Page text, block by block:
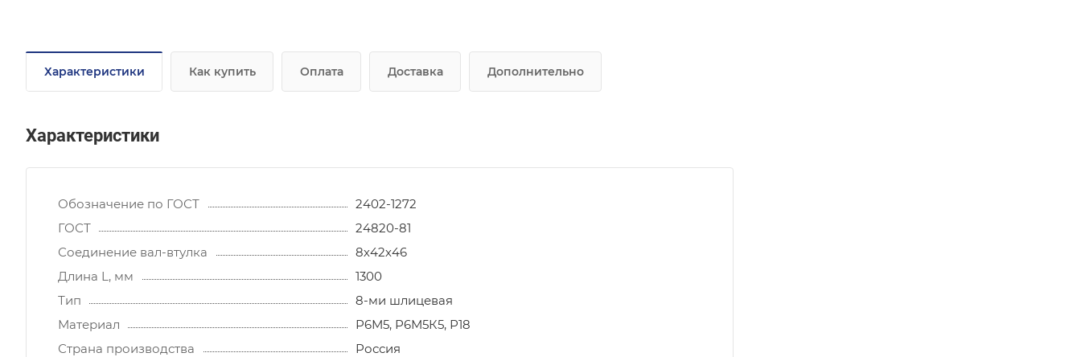
Характеристики Как купить Оплата Доставка Дополнительно
Характеристики
Обозначение по ГОСТ
2402-1272
ГОСТ
24820-81
Соединение вал-втулка
8х42х46
Длина L, мм
1300
Тип
8-ми шлицевая
Материал
Р6М5, Р6М5К5, Р18
Страна производства
Россия